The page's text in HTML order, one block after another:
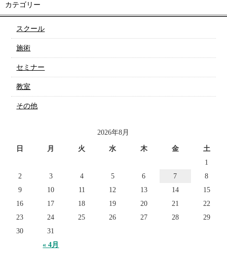
カテゴリー
スクール
施術
セミナー
教室
その他
2026年8月
日 月 火 水 木 金 土
« 4月
1
2
3 4 5 6 7
8
9
10 11 12 13 14
15
16
17 18 19 20 21
22
23
24 25 26 27 28
29
30
31